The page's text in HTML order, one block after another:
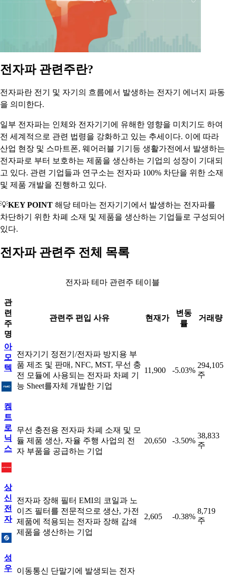
전자파 관련주란?
전자파란 전기 및 자기의 흐름에서 발생하는 전자기 에너지 파동
을 의미한다.
일부 전자파는 인체와 전자기기에 유해한 영향을 미치기도 하여
전 세계적으로 관련 법령을 강화하고 있는 추세이다. 이에 따라
산업 현장 및 스마트폰, 웨어러블 기기등 생활가전에서 발생하는
전자파로 부터 보호하는 제품을 생산하는 기업의 성장이 기대되
고 있다. 관련 기업들과 연구소는 전자파 100% 차단을 위한 소재
및 제품 개발을 진행하고 있다.
💡KEY POINT 해당 테마는 전자기기에서 발생하는 전자파를
차단하기 위한 차폐 소재 및 제품을 생산하는 기업들로 구성되어
있다.
전자파 관련주 전체 목록
전자파 테마 관련주 테이블
관
련
주
명
관련주 편입 사유 현재가
변동
률
거래량
아
모
텍
전자기기 정전기/전자파 방지용 부
품 제조 및 판매, NFC, MST, 무선 충
전 모듈에 사용되는 전자파 차폐 기
능 Sheet를자체 개발한 기업
11,900 -5.03%
294,105
주
켐
트
로
닉
스
무선 충전용 전자파 차폐 소재 및 모
듈 제품 생산, 자율 주행 사업의 전
자 부품을 공급하는 기업
20,650 -3.50%
38,833
주
상
신
전
자
전자파 장해 필터 EMI의 코일과 노
이즈 필터를 전문적으로 생산, 가전
제품에 적용되는 전자파 장해 감쇄
제품을 생산하는 기업
2,605 -0.38%
8,719
주
성
우 이동통신 단말기에 발생되는 전자